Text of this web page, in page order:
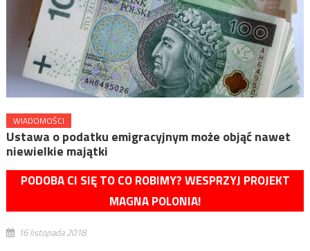
WIADOMOŚCI
Ustawa o podatku emigracyjnym może objąć nawet
niewielkie majątki
PODOBA CI SIĘ TO CO ROBIMY? WESPRZYJ PROJEKT
MAGNA POLONIA!
16 listopada 2018